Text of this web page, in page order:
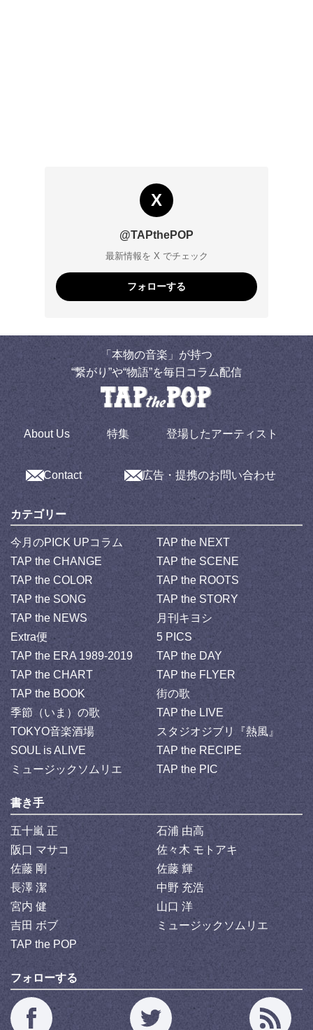
X
@TAPthePOP
最新情報を X でチェック
フォローする
「本物の音楽」が持つ
“繋がり”や“物語”を毎日コラム配信
About Us 特集 登場したアーティスト
Contact 広告・提携のお問い合わせ
カテゴリー
今月のPICK UPコラム
TAP the NEXT
TAP the CHANGE
TAP the SCENE
TAP the COLOR
TAP the ROOTS
TAP the SONG
TAP the STORY
TAP the NEWS
月刊キヨシ
Extra便
5 PICS
TAP the ERA 1989-2019
TAP the DAY
TAP the CHART
TAP the FLYER
TAP the BOOK
街の歌
季節（いま）の歌
TAP the LIVE
TOKYO音楽酒場
スタジオジブリ『熱風』
SOUL is ALIVE
TAP the RECIPE
ミュージックソムリエ
TAP the PIC
書き手
五十嵐 正
石浦 由高
阪口 マサコ
佐々木 モトアキ
佐藤 剛
佐藤 輝
長澤 潔
中野 充浩
宮内 健
山口 洋
吉田 ボブ
ミュージックソムリエ
TAP the POP
フォローする